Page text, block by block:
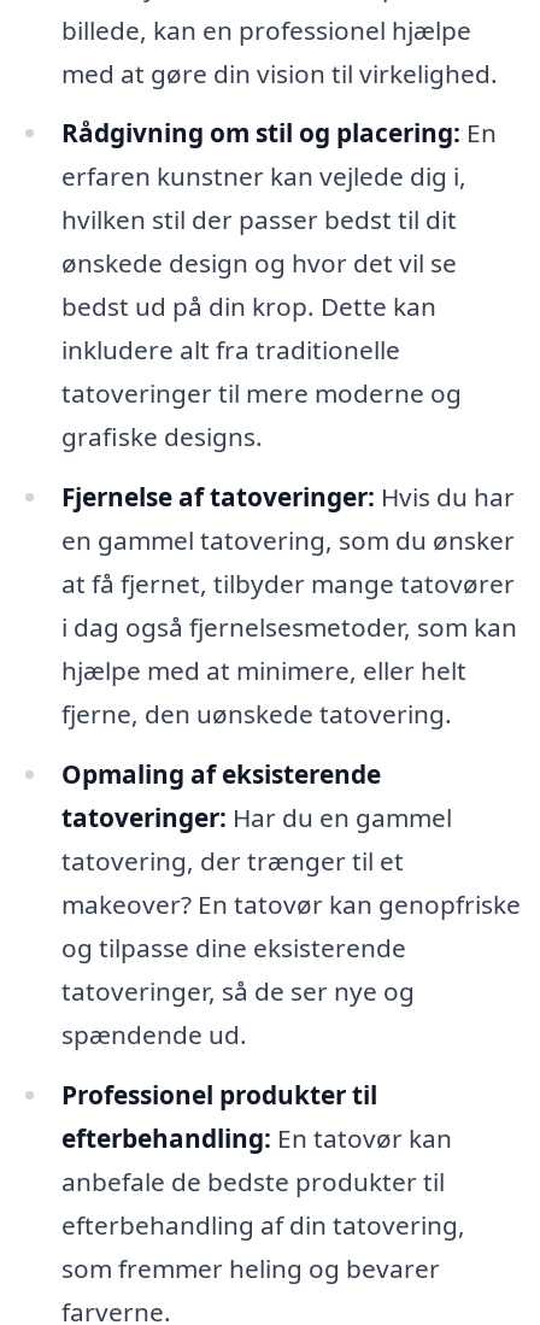
billede, kan en professionel hjælpe
med at gøre din vision til virkelighed.
Rådgivning om stil og placering: En
erfaren kunstner kan vejlede dig i,
hvilken stil der passer bedst til dit
ønskede design og hvor det vil se
bedst ud på din krop. Dette kan
inkludere alt fra traditionelle
tatoveringer til mere moderne og
grafiske designs.
Fjernelse af tatoveringer: Hvis du har
en gammel tatovering, som du ønsker
at få fjernet, tilbyder mange tatovører
i dag også fjernelsesmetoder, som kan
hjælpe med at minimere, eller helt
fjerne, den uønskede tatovering.
Opmaling af eksisterende
tatoveringer: Har du en gammel
tatovering, der trænger til et
makeover? En tatovør kan genopfriske
og tilpasse dine eksisterende
tatoveringer, så de ser nye og
spændende ud.
Professionel produkter til
efterbehandling: En tatovør kan
anbefale de bedste produkter til
efterbehandling af din tatovering,
som fremmer heling og bevarer
farverne.